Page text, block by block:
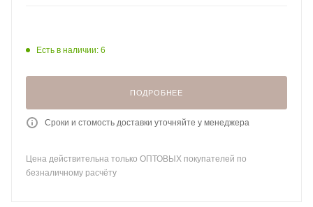
Есть в наличии: 6
ПОДРОБНЕЕ
Сроки и стомость доставки уточняйте у менеджера
Цена действительна только ОПТОВЫХ покупателей по
безналичному расчёту